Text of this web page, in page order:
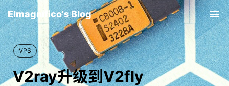
Elmagnifico's Blog
VPS
V2ray升级到V2fly